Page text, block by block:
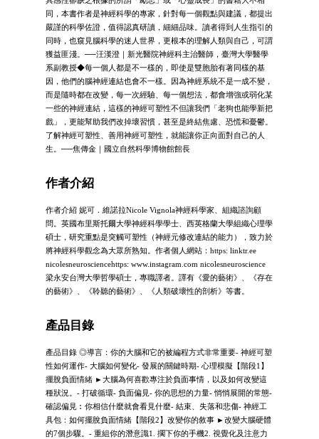
同，本書作者是神經科學的專家，針對每一個觀點與建議，都提出
嚴謹的科學佐證，值得認真研讀，細細品味。讀者得到人生指引的
同時，也窺見腦科學的迷人世界，更根本的理解人類與自己，可謂
獲益匪淺。──汪漢澄｜新光醫院神經科主治醫師，臺灣大學醫學
系副教授◆每一個人都是不一樣的，即使是雙胞胎有著同樣的基
因，他們的腦神經連結也會不一樣。因為神經系統不是一成不變，
而是隨時都在改變，每一次經驗、每一個想法，都會增強或弱化某
一些的神經連結，這樣的神經可塑性不但讓我們「老狗也能學新把
戲」，更能幫助我們改掉壞習慣，甚至是終結焦慮、恐慌和憂鬱。
了解神經可塑性、善用神經可塑性，就能讓你正向面對自己的人
生。──焦傳金｜國立自然科學博物館館長
作者介紹
作者介紹 妮可．維諾拉Nicole Vignola神經科學家、組織諮詢顧
問。英國布里斯托爾大學神經科學學士、西英格蘭大學組織心理學
碩士，研究重點是突觸可塑性（神經元修改連結的能力），致力於
將神經科學觀念為大眾所熟知。作者個人網站：https: linktr.ee
nicolesneurosciencehttps: www.instagram.com nicolesneuroscience
梁永安台灣大學哲學碩士，專職譯者。譯有《愛的藝術》、《存在
的藝術》、《聆聽的藝術》、《人類破壞性的剖析》等書。
產品目錄
產品目錄 ◎導言：你的大腦和它的被編程方式非常重要- 神經可塑
性如何運作- 大腦如何變化- 發展的關鍵時期- 心理模擬【階段1】
擺脫負面情緒 ►大腦為何喜歡專注於負面事情，以及如何改變這
種狀況。- 打破循環- 負面偏見- 你的思想的力量- 悄悄展開的常態-
確認偏見︰你相信什麼就會看見什麼- 結束、失落和悲傷- 神經工
具包：如何擺脫負面情緒【階段2】改變你的敘事 ►改變大腦硬體
的7個步驟。- 重組你的潛意識1. 擱下你的手機2. 視覺化及注意力